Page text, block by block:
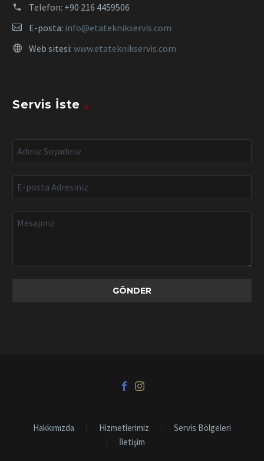
Telefon: +90 216 4459506
E-posta: info@etateknikservis.com
Web sitesi: www.etateknikservis.com
Servis İste
Hakkımızda Hizmetlerimiz
Servis Bölgeleri
İletişim